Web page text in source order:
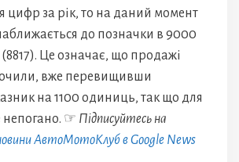
цифр за рік, то на даний момент
до позначки в 9000
Це означає, що продажі
вже перевищивши
на 1100 одиниць, так що для
непогано. ☞ Підписуйтесь на
АвтоМотоКлуб в Google News